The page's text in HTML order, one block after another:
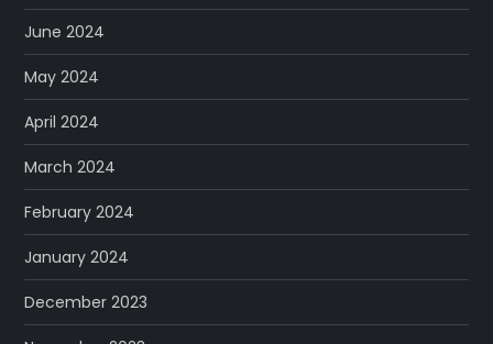
June 2024
May 2024
April 2024
March 2024
February 2024
January 2024
December 2023